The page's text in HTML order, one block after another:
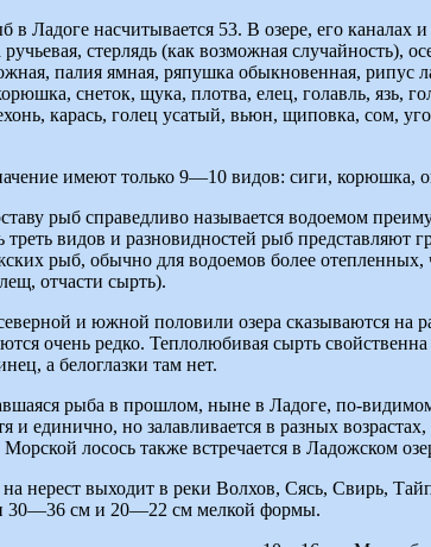
в Ладоге насчитывается 53. В озере, его
стерлядь (как возможная случайность),
палия ямная, ряпушка обыкновенная,
снеток, щука, плотва, елец, голавль, язь,
карась, голец усатый, вьюн, щиповка, сом,
имеют только 9—10 видов: сиги, корюшка,
рыб справедливо называется водоемом
видов и разновидностей рыб
рыб, обычно для водоемов более
отчасти сырть).
и южной половили озера сказываются
очень редко. Теплолюбивая сырть
а белоглазки там нет.
рыба в прошлом, ныне в Ладоге, по-
и единично, но залавливается в разных
лосось также встречается в Ладожском
на нерест выходит в реки Волхов, Сясь, Свирь,
30—36 см и 20—22 см мелкой формы.